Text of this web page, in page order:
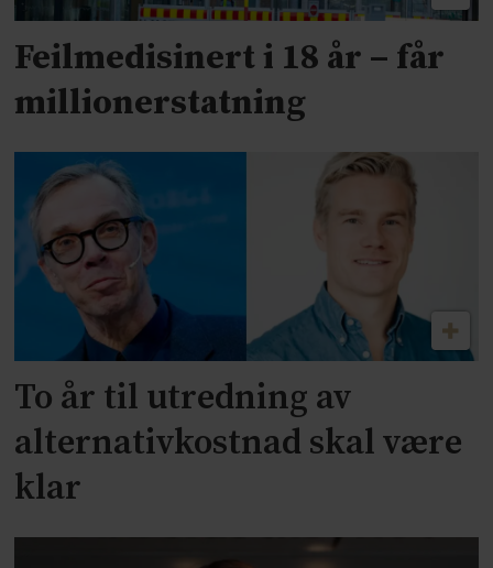
Feilmedisinert i 18 år – får
millionerstatning
To år til utredning av
alternativkostnad skal være
klar